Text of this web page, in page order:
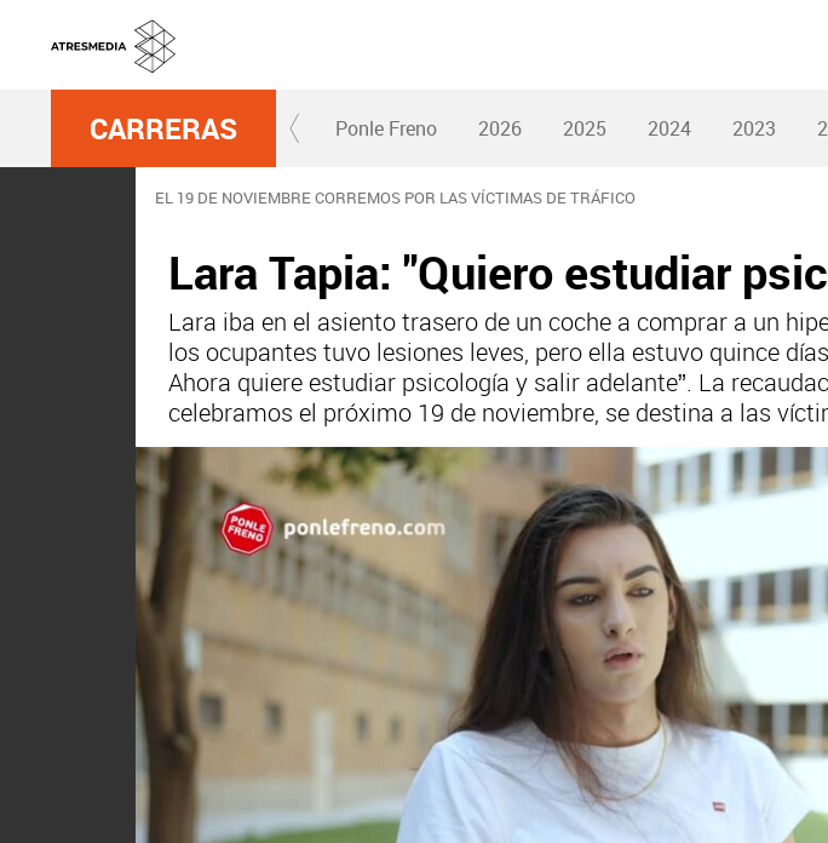
CARRERAS Ponle Freno 2026 2025 2024 2023
EL 19 DE NOVIEMBRE CORREMOS POR LAS VÍCTIMAS DE TRÁFICO
Lara Tapia: "Quiero estudiar
Lara iba en el asiento trasero de un coche a comprar a un
los ocupantes tuvo lesiones leves, pero ella estuvo quince
Ahora quiere estudiar psicología y salir adelante”. La
celebramos el próximo 19 de noviembre, se destina a las